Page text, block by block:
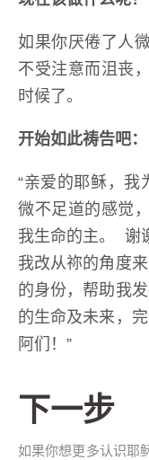
如果你厌倦了人
不受注意而沮丧
时候了。
开始如此祷告吧：
“亲爱的耶稣，
微不足道的感觉
我生命的主。 谢
我改从祢的角度
的身份，帮助我
的生命及未来，
阿们！”
下一步
如果你想更多认识耶